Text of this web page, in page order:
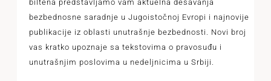
biltena predstavljamo vam aktuelna dešavanja
bezbednosne saradnje u Jugoistočnoj Evropi i najnovije
publikacije iz oblasti unutrašnje bezbednosti. Novi broj
vas kratko upoznaje sa tekstovima o pravosuđu i
unutrašnjim poslovima u nedeljnicima u Srbiji.